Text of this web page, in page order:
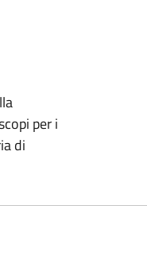
per i
di